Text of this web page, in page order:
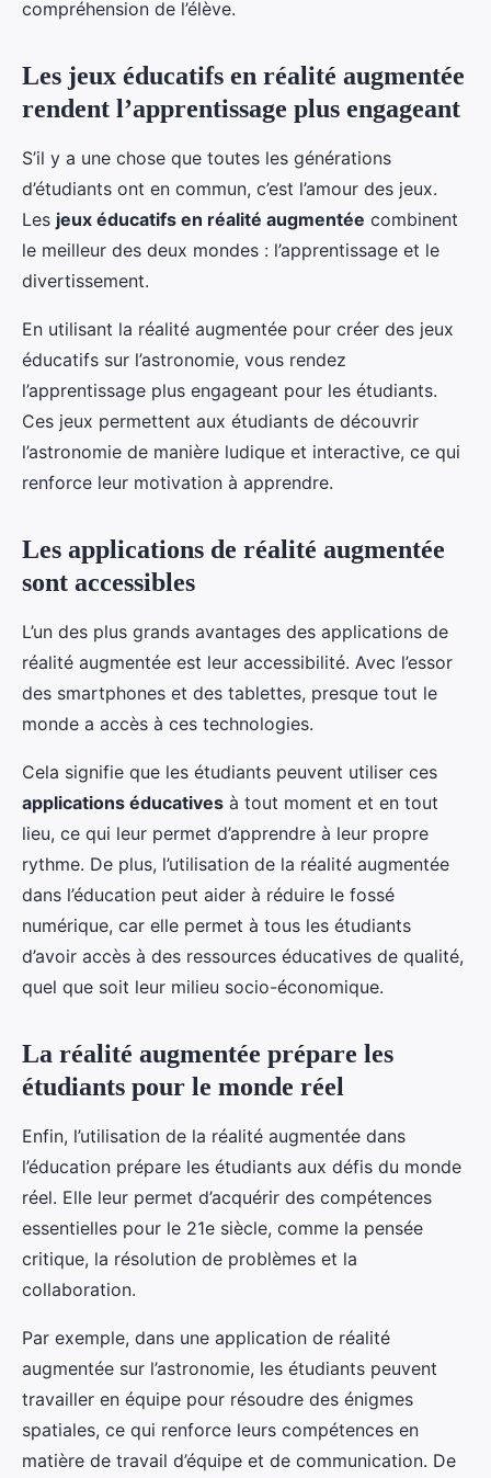
compréhension de l’élève.
Les jeux éducatifs en réalité augmentée
rendent l’apprentissage plus engageant
S’il y a une chose que toutes les générations
d’étudiants ont en commun, c’est l’amour des jeux.
Les jeux éducatifs en réalité augmentée combinent
le meilleur des deux mondes : l’apprentissage et le
divertissement.
En utilisant la réalité augmentée pour créer des jeux
éducatifs sur l’astronomie, vous rendez
l’apprentissage plus engageant pour les étudiants.
Ces jeux permettent aux étudiants de découvrir
l’astronomie de manière ludique et interactive, ce qui
renforce leur motivation à apprendre.
Les applications de réalité augmentée
sont accessibles
L’un des plus grands avantages des applications de
réalité augmentée est leur accessibilité. Avec l’essor
des smartphones et des tablettes, presque tout le
monde a accès à ces technologies.
Cela signifie que les étudiants peuvent utiliser ces
applications éducatives à tout moment et en tout
lieu, ce qui leur permet d’apprendre à leur propre
rythme. De plus, l’utilisation de la réalité augmentée
dans l’éducation peut aider à réduire le fossé
numérique, car elle permet à tous les étudiants
d’avoir accès à des ressources éducatives de qualité,
quel que soit leur milieu socio-économique.
La réalité augmentée prépare les
étudiants pour le monde réel
Enfin, l’utilisation de la réalité augmentée dans
l’éducation prépare les étudiants aux défis du monde
réel. Elle leur permet d’acquérir des compétences
essentielles pour le 21e siècle, comme la pensée
critique, la résolution de problèmes et la
collaboration.
Par exemple, dans une application de réalité
augmentée sur l’astronomie, les étudiants peuvent
travailler en équipe pour résoudre des énigmes
spatiales, ce qui renforce leurs compétences en
matière de travail d’équipe et de communication. De